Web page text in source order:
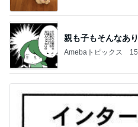
親も子もそんなあ
Amebaトピックス